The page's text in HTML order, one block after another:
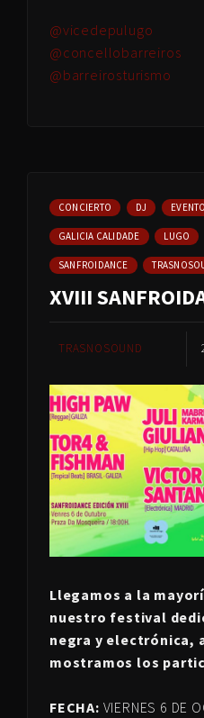
@vicedepulugo
@concellobarreiros
@barreirosturismo
CONCIERTO DJ EVENTO
GALICIA CALIDADE LUGO
SANFROIDANCE
XVIII
TRASNOSOUND
Llegamos a la
nuestro festival
negra y electrónica,
mostramos los
FECHA: VIERNES 6 DE